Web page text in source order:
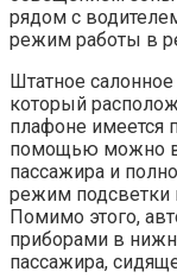
рядом с
режим работы в
Штатное
который
плафоне имеется
помощью можно
пассажира и
режим подсветки
Помимо этого,
приборами в
пассажира,